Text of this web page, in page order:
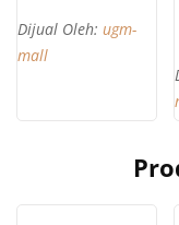
Dijual Oleh: ugm-
mall